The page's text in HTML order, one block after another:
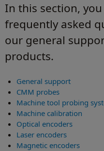
In this section,
frequently asked
our general
products.
General support
CMM probes
Machine tool probing
Machine calibration
Optical encoders
Laser encoders
Magnetic encoders